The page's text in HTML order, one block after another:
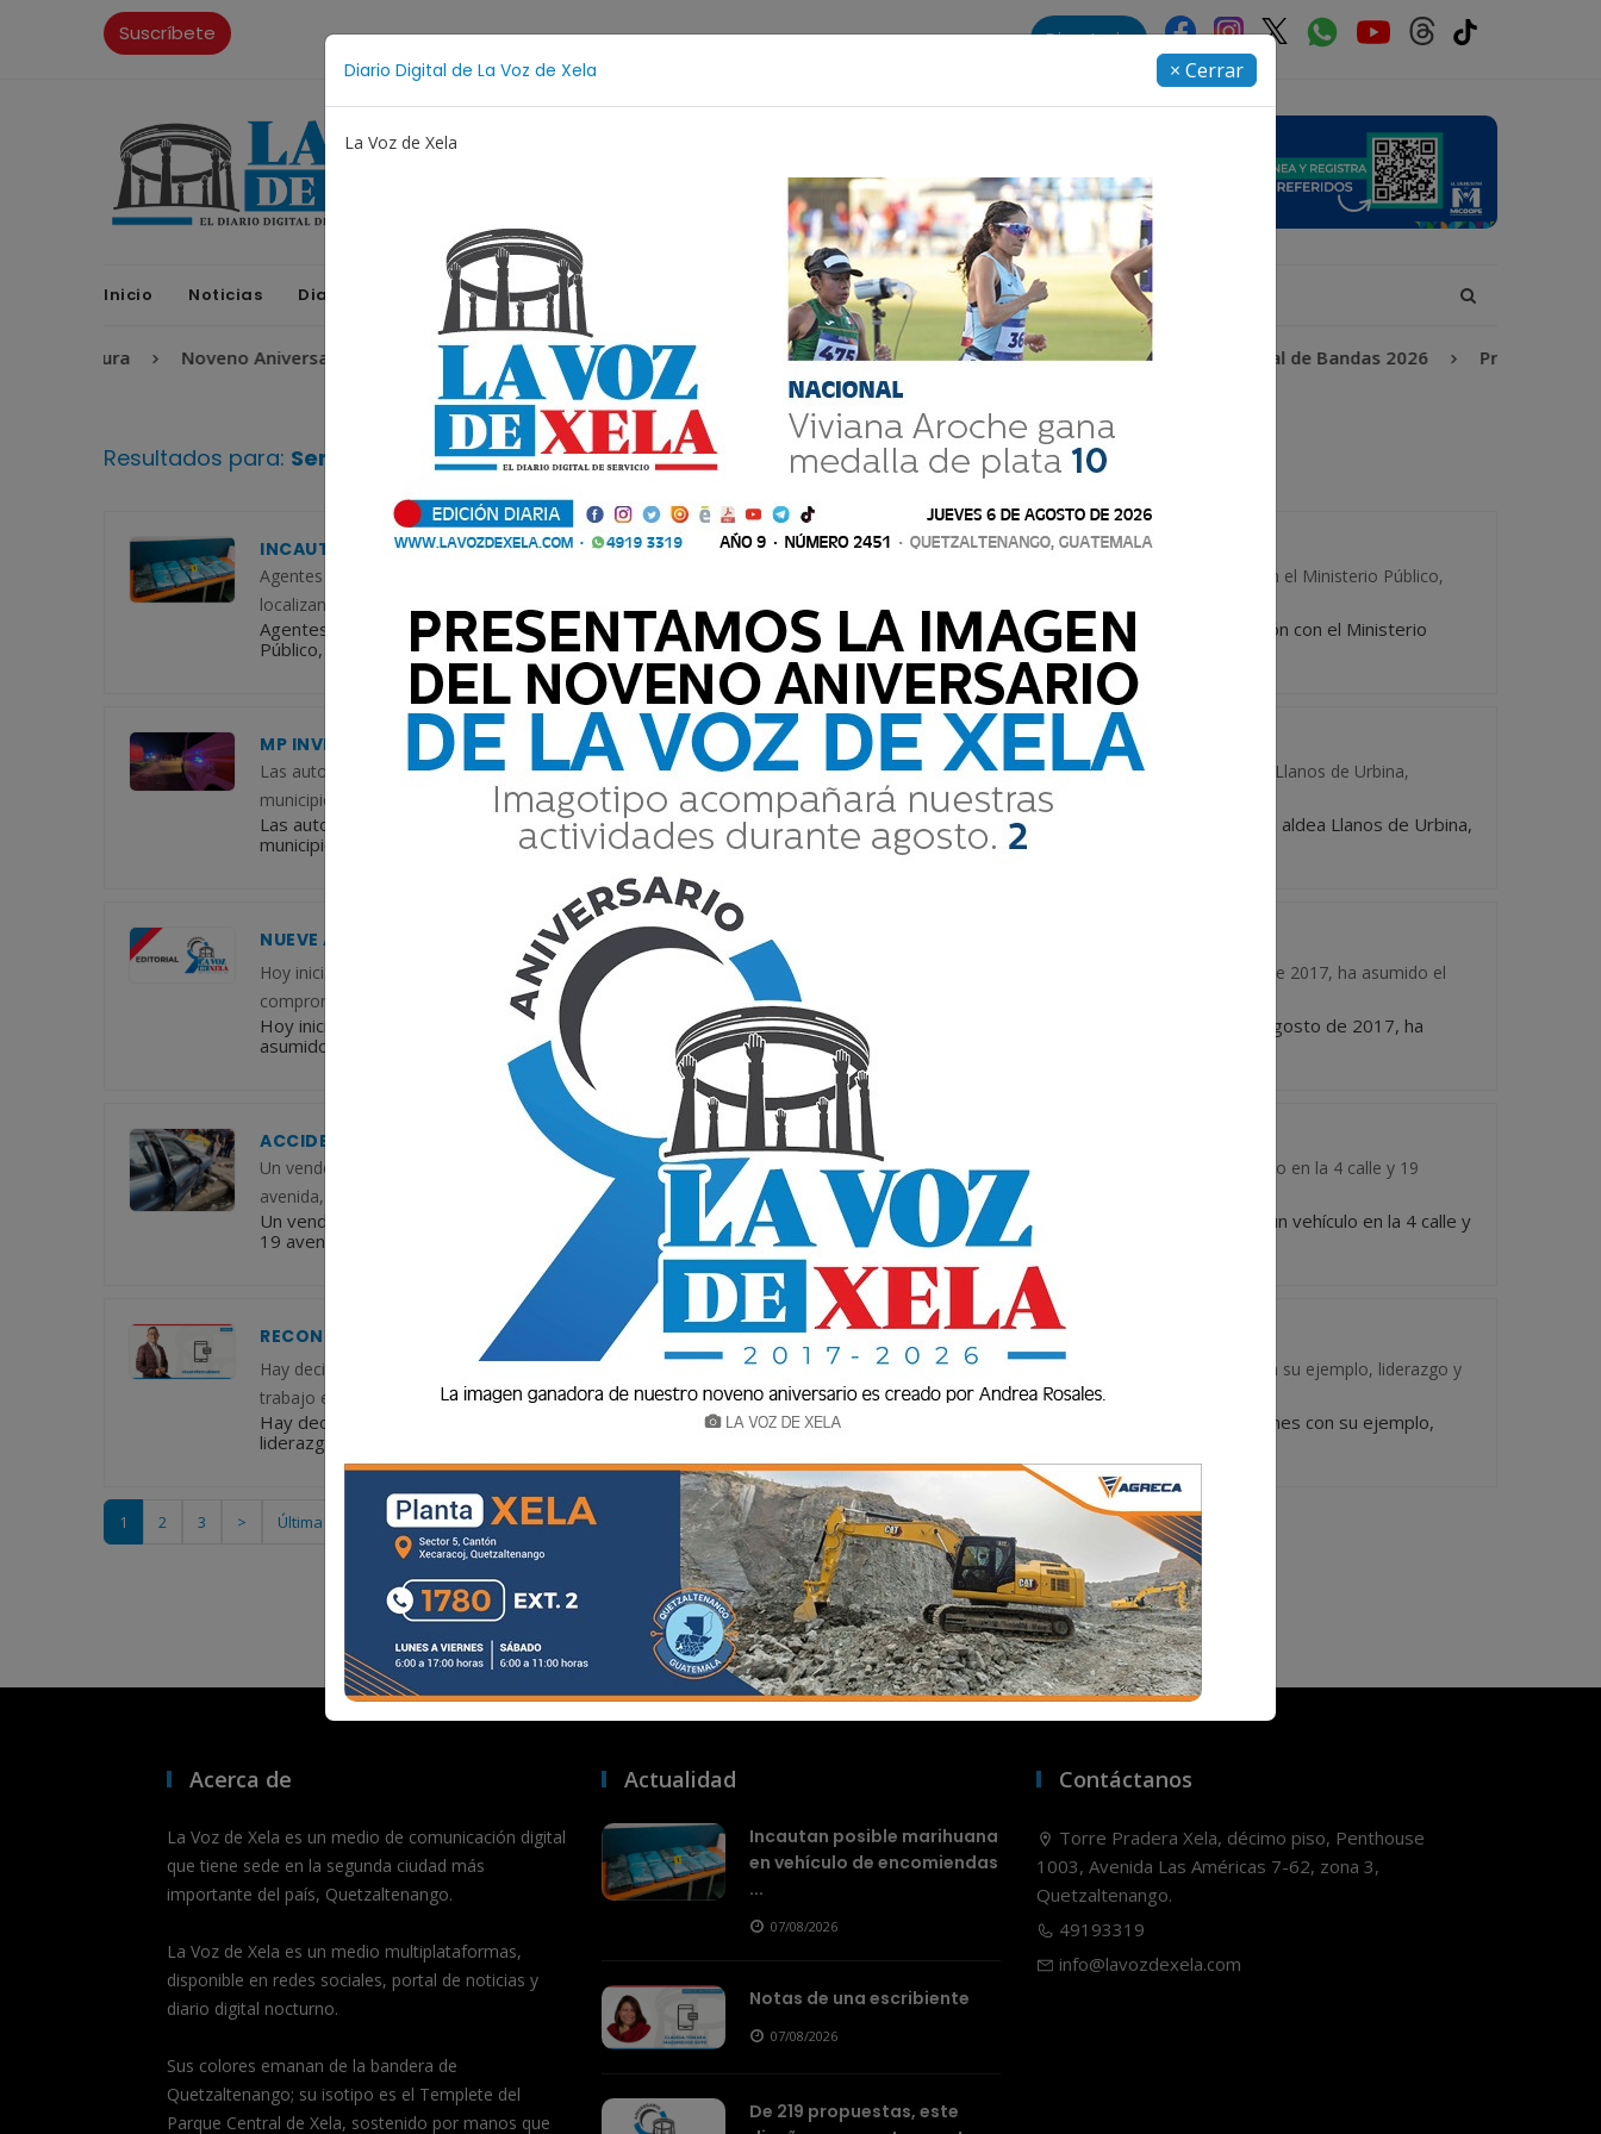
Diario Digital de La Voz de Xela × Cerrar
La Voz de Xela
Suscríbete Directorio
Inicio Noticias Diario Digital Opiniones La Voz de Xela Sports Contáctanos LA VOZ 25
Escritura Noveno Aniversario Fichajes Niñez y Adolescencia Estafa Protección Infantil Incendios Festival de Bandas 2026 Proceso Judicial
Resultados para: Ser
INCAUTAN POSIBLE MARIHUANA EN VEHÍCULO DE ENCOMIENDAS EN PATZICÍA
Agentes de la Subdirección General de Análisis de Información Antinarcótica (SGAIA) de la Policía Nacional Civil, en coordinación con el Ministerio Público,
localizan 14 paquetes con presunta marihuana
Agentes de la Subdirección General de Análisis de Información Antinarcótica (SGAIA) de la Policía Nacional Civil, en coordinación con el Ministerio
Público, localizan 14 paquetes con presunta marihuana...
MP INVESTIGA MUERTE DE ADOLESCENTE EN LLANOS DE URBINA, CANTEL
Las autoridades investigan la muerte de Eddy Omar Muñoz, de 17 años, cuyo cuerpo fue localizado la noche del jueves en la aldea Llanos de Urbina,
municipio de Cantel, Quetzaltenango. Familiares acudieron al lugar para identificar oficia
Las autoridades investigan la muerte de Eddy Omar Muñoz, de 17 años, cuyo cuerpo fue localizado la noche del jueves en la aldea Llanos de Urbina,
municipio de Cantel, Quetzaltenango. Familiares acudieron al lugar para identificar oficia...
NUEVE AÑOS CONSTRUYENDO JUNTOS LA ERA DIGITAL
Hoy iniciamos la conmemoración del noveno aniversario de La Voz de Xela, el diario digital de servicio que, desde el 14 de agosto de 2017, ha asumido el
compromiso de informar, servir y acompañar a la población con responsabili
Hoy iniciamos la conmemoración del noveno aniversario de La Voz de Xela, el diario digital de servicio que, desde el 14 de agosto de 2017, ha
asumido el compromiso de informar, servir y acompañar a la población con responsabili...
ACCIDENTE EN ZONA 3 DEJA A COMERCIANTE CON AMPUTACIÓN DE PIERNA
Un vendedor ambulante resultó gravemente herido este jueves 6 de agosto luego de ser atropellado por el conductor de un vehículo en la 4 calle y 19
avenida, zona 3 de Quetzaltenango. El impacto dejó al comerciante con lesiones
Un vendedor ambulante resultó gravemente herido este jueves 6 de agosto luego de ser atropellado por el conductor de un vehículo en la 4 calle y
19 avenida, zona 3 de Quetzaltenango. El impacto dejó al comerciante con lesiones ...
RECONOCER TAMBIÉN ES CONSTRUIR EL FUTURO
Hay decisiones que fortalecen a una sociedad más allá de cualquier obra material. Una de ellas es reconocer, en vida, a quienes con su ejemplo, liderazgo y
trabajo están dejando un legado. Reconocer no es únicamente entreg
Hay decisiones que fortalecen a una sociedad más allá de cualquier obra material. Una de ellas es reconocer, en vida, a quienes con su ejemplo,
liderazgo y trabajo están dejando un legado. Reconocer no es únicamente entreg...
1 2 3 > Última
Acerca de
La Voz de Xela es un medio de comunicación digital
que tiene sede en la segunda ciudad más
importante del país, Quetzaltenango.
La Voz de Xela es un medio multiplataformas,
disponible en redes sociales, portal de noticias y
diario digital nocturno.
Sus colores emanan de la bandera de
Quetzaltenango; su isotipo es el Templete del
Parque Central de Xela, sostenido por manos que
Actualidad
Incautan posible marihuana
en vehículo de encomiendas
...
07/08/2026
Notas de una escribiente
07/08/2026
De 219 propuestas, este
Contáctanos
Torre Pradera Xela, décimo piso, Penthouse
1003, Avenida Las Américas 7-62, zona 3,
Quetzaltenango.
49193319
info@lavozdexela.com